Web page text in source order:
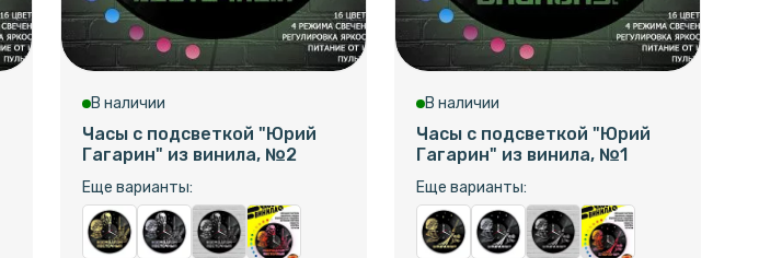
В наличии
Часы с подсветкой "Юрий
Гагарин" из винила, №2
Еще варианты:
В наличии
Часы с подсветкой "Юрий
Гагарин" из винила, №1
Еще варианты: